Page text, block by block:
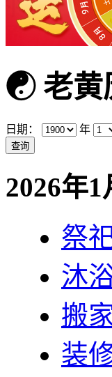
☯老黄
日期： 年
2026年
祭
沐
搬
装